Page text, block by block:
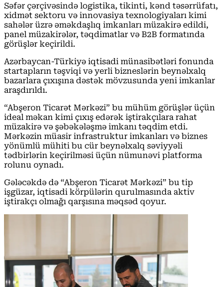
Səfər çərçivəsində logistika, tikinti, kənd təsərrüfatı,
xidmət sektoru və innovasiya texnologiyaları kimi
sahələr üzrə əməkdaşlıq imkanları müzakirə edildi,
panel müzakirələr, təqdimatlar və B2B formatında
görüşlər keçirildi.
Azərbaycan-Türkiyə iqtisadi münasibətləri fonunda
startapların təşviqi və yerli bizneslərin beynəlxalq
bazarlara çıxışına dəstək mövzusunda yeni imkanlar
araşdırıldı.
“Abşeron Ticarət Mərkəzi” bu mühüm görüşlər üçün
ideal məkan kimi çıxış edərək iştirakçılara rahat
müzakirə və şəbəkələşmə imkanı təqdim etdi.
Mərkəzin müasir infrastruktur imkanları və biznes
yönümlü mühiti bu cür beynəlxalq səviyyəli
tədbirlərin keçirilməsi üçün nümunəvi platforma
rolunu oynadı.
Gələcəkdə də “Abşeron Ticarət Mərkəzi” bu tip
işgüzar, iqtisadi körpülərin qurulmasında aktiv
iştirakçı olmağı qarşısına məqsəd qoyur.